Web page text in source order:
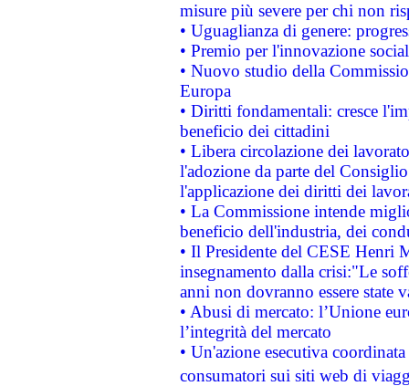
misure più severe per chi non
• Uguaglianza di genere:
• Premio per l'innovazione
• Nuovo studio della
Europa
• Diritti fondamentali: cresce
beneficio dei cittadini
• Libera circolazione dei
l'adozione da parte del
l'applicazione dei diritti dei
• La Commissione intende
beneficio dell'industria, dei
• Il Presidente del CESE Henri
insegnamento dalla crisi:"Le
anni non dovranno essere state
• Abusi di mercato: l’Unione
l’integrità del mercato
• Un'azione esecutiva
consumatori sui siti web di